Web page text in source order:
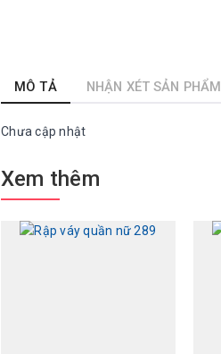
MÔ TẢ NHẬN XÉT SẢN PHẨM
Chưa cập nhật
Xem thêm